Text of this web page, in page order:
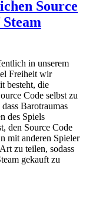
Source
in unserem
Freiheit wir
besteht, die
Code selbst zu
Barotraumas
des Spiels
den Source Code
mit anderen Spieler
zu teilen, sodass
gekauft zu